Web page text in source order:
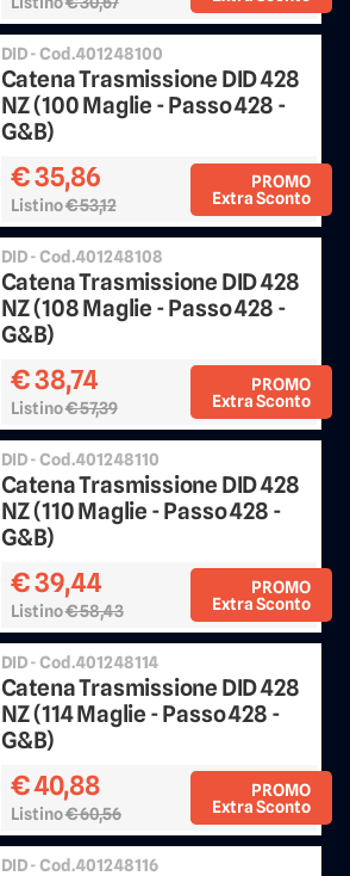
DID - Cod.401248100
Catena Trasmissione DID 428
NZ (100 Maglie - Passo 428 -
G&B)
PROMO
Extra Sconto
€ 35,86
Listino€ 53,12 Sconto 25%
DID - Cod.401248108
Catena Trasmissione DID 428
NZ (108 Maglie - Passo 428 -
G&B)
PROMO
Extra Sconto
€ 38,74
Listino€ 57,39 Sconto 25%
DID - Cod.401248110
Catena Trasmissione DID 428
NZ (110 Maglie - Passo 428 -
G&B)
PROMO
Extra Sconto
€ 39,44
Listino€ 58,43 Sconto 25%
DID - Cod.401248114
Catena Trasmissione DID 428
NZ (114 Maglie - Passo 428 -
G&B)
PROMO
Extra Sconto
€ 40,88
Listino€ 60,56 Sconto 25%
DID - Cod.401248116